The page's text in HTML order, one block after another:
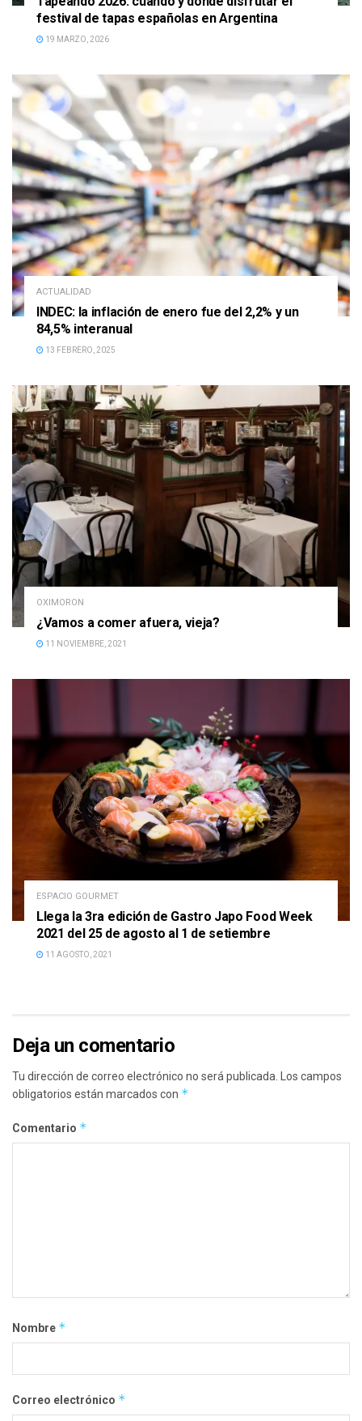
festival de tapas españolas en Argentina
19 MARZO, 2026
ACTUALIDAD
INDEC: la inflación de enero fue del 2,2% y un
84,5% interanual
13 FEBRERO, 2025
OXIMORON
¿Vamos a comer afuera, vieja?
11 NOVIEMBRE, 2021
ESPACIO GOURMET
Llega la 3ra edición de Gastro Japo Food Week
2021 del 25 de agosto al 1 de setiembre
11 AGOSTO, 2021
Deja un comentario
Tu dirección de correo electrónico no será publicada.
Los campos
obligatorios están marcados con *
Comentario *
Nombre *
Correo electrónico *